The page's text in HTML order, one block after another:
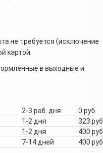
не требуется (исключение
картой.
в выходные и
2-3 раб. дня
0 руб.
1-2 дня 323 руб.
1-2 дня
400 руб.
7-14 дней 400 руб.